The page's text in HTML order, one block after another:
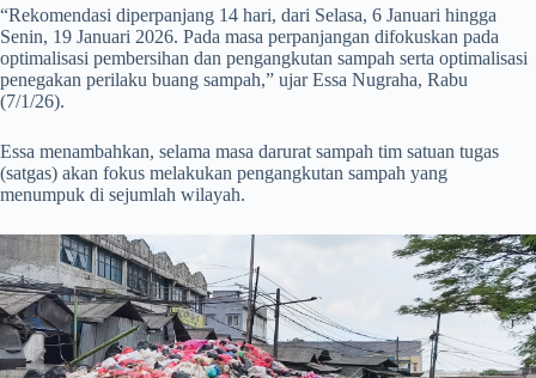
“Rekomendasi diperpanjang 14 hari, dari Selasa, 6 Januari hingga
Senin, 19 Januari 2026. Pada masa perpanjangan difokuskan pada
optimalisasi pembersihan dan pengangkutan sampah serta optimalisasi
penegakan perilaku buang sampah,” ujar Essa Nugraha, Rabu
(7/1/26).
Essa menambahkan, selama masa darurat sampah tim satuan tugas
(satgas) akan fokus melakukan pengangkutan sampah yang
menumpuk di sejumlah wilayah.